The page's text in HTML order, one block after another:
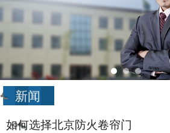
新闻
如何选择北京防火卷帘门